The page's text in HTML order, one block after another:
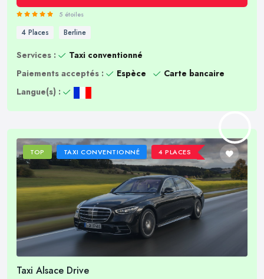
5 étoiles
4 Places Berline
Services :
Taxi conventionné
Paiements acceptés :
Espèce
Carte bancaire
Langue(s) :
TOP TAXI CONVENTIONNÉ 4 PLACES
Taxi Alsace Drive